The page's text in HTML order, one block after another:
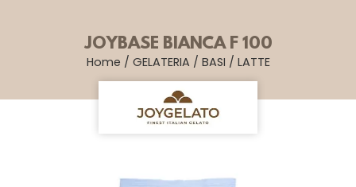
JOYBASE BIANCA F 100
Home / GELATERIA / BASI / LATTE